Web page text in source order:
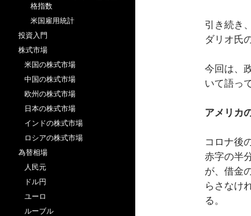
引き続き
ダリオ氏
今回は、
いて語っ
アメリカ
コロナ後
赤字の半
が、借金
らさなけ
る。
格指数
米国雇用統計
投資入門
株式市場
米国の株式市場
中国の株式市場
欧州の株式市場
日本の株式市場
インドの株式市場
ロシアの株式市場
為替相場
人民元
ドル円
ユーロ
ルーブル